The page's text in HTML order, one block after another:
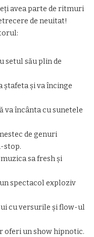
avea parte de ritmuri
de neuitat!
setul său plin de
ștafeta și va încinge
va încânta cu sunetele
de genuri
stop.
muzica sa fresh și
un spectacol exploziv
cu versurile și flow-ul
oferi un show hipnotic.